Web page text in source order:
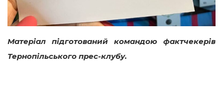
Матеріал підготований командою фактчекерів
Тернопільського прес-клубу.